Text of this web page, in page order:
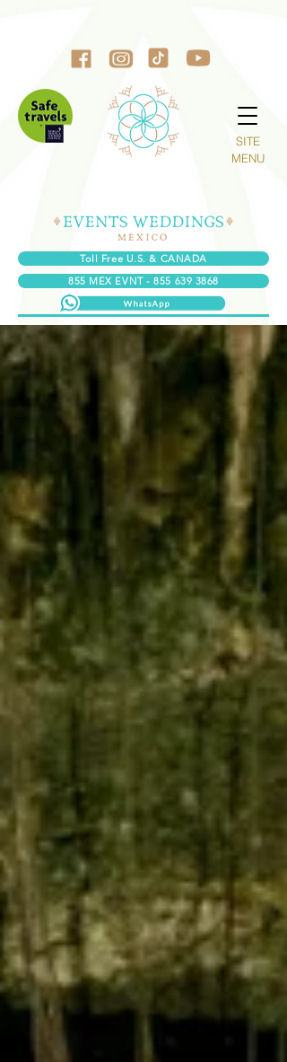
855 MEX EVNT - 855 639 3868
SITE
MENU
Toll Free U.S. & CANADA